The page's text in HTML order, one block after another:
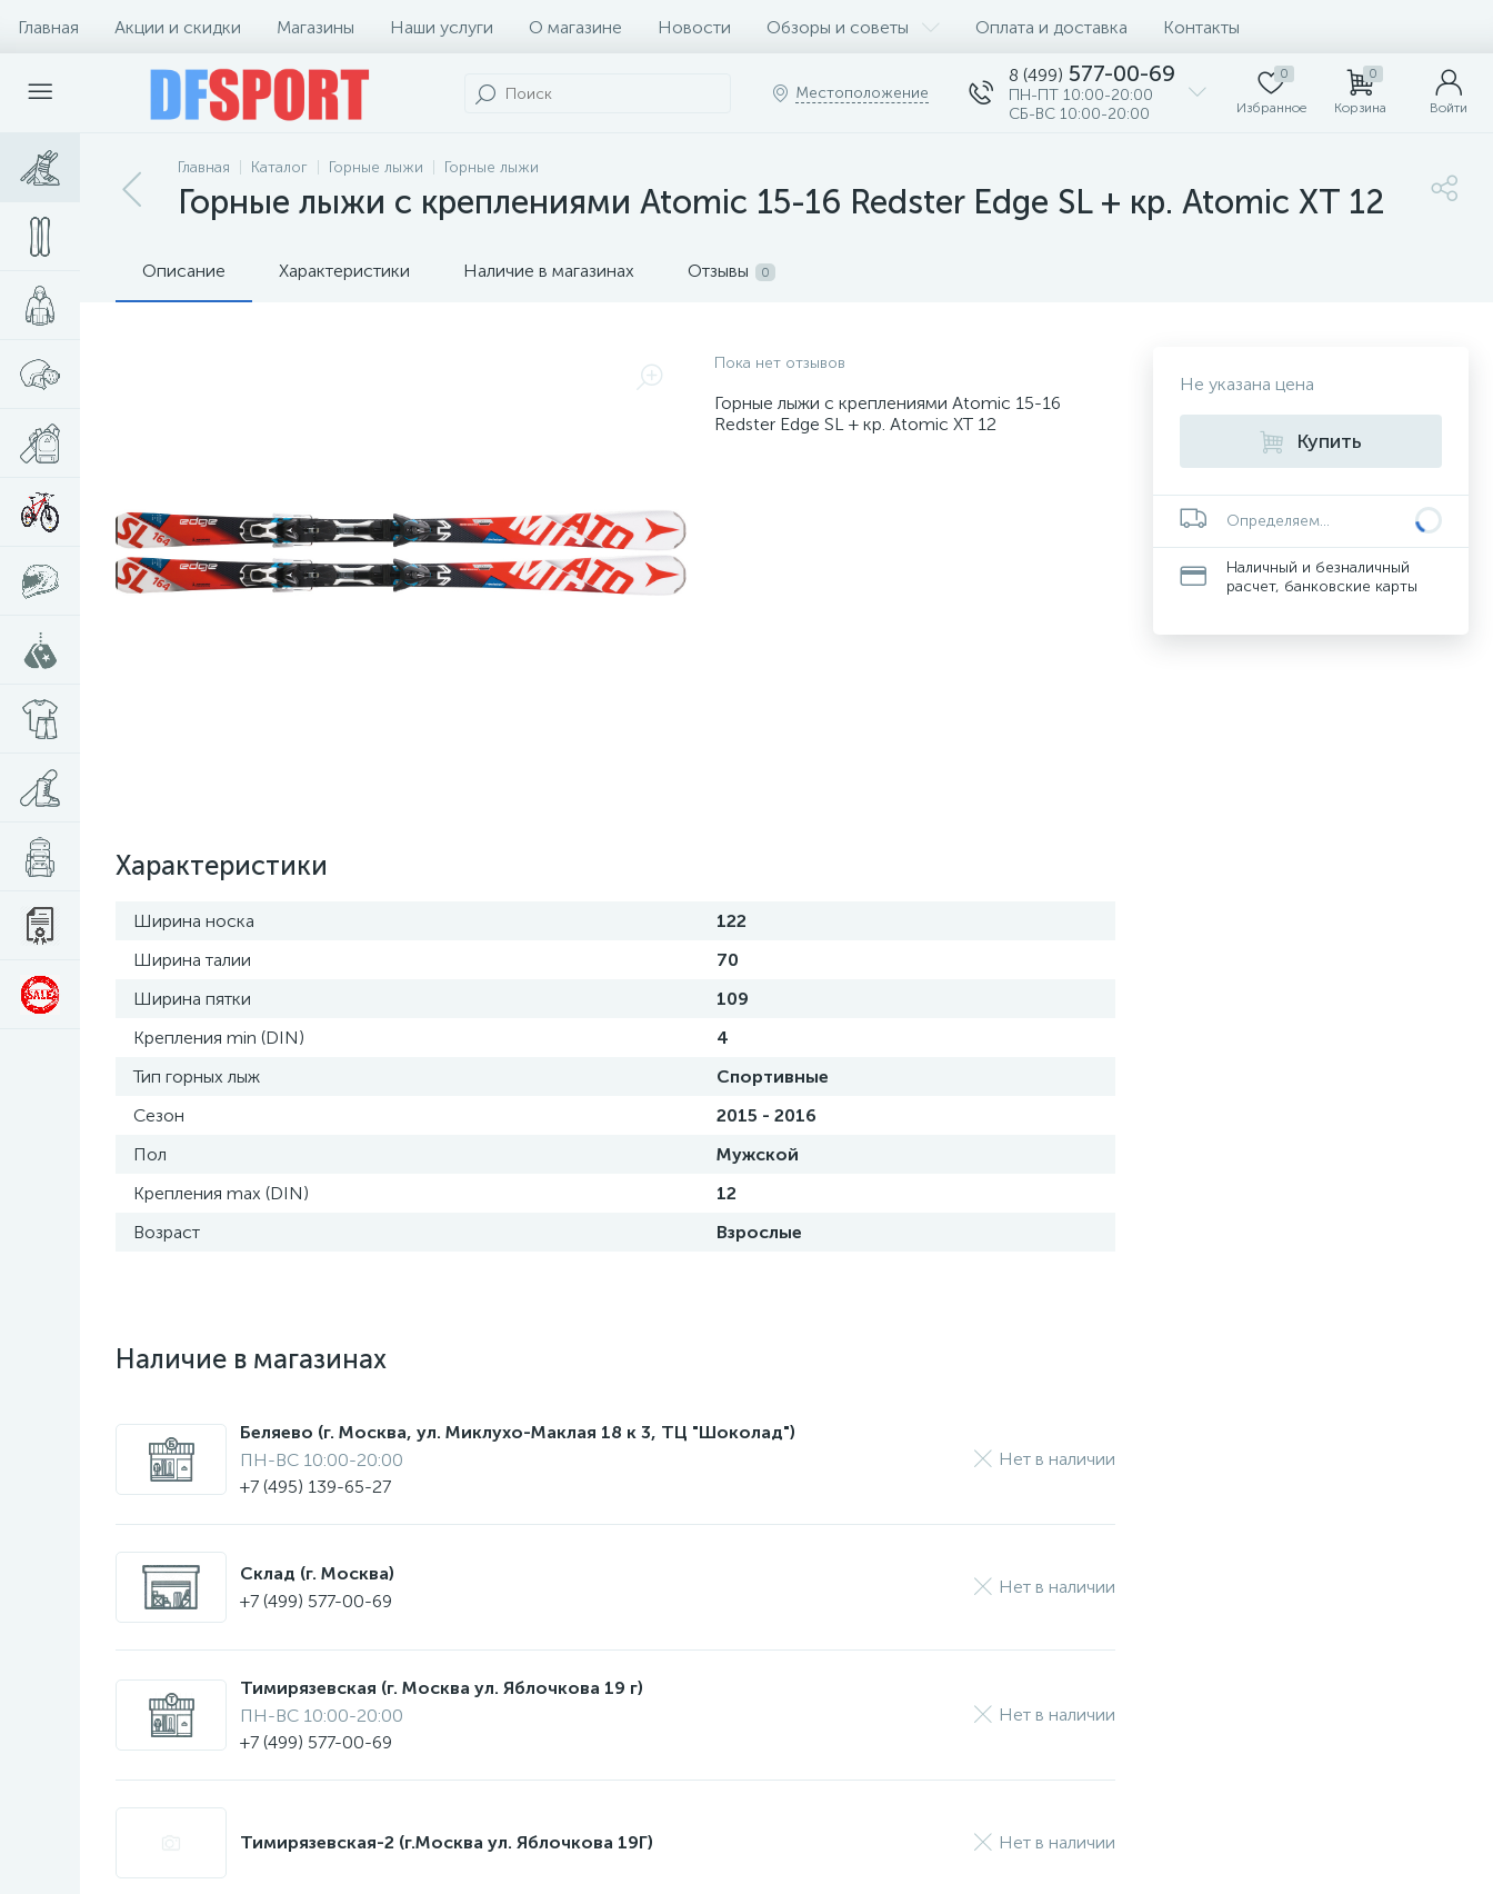
Главная Акции и скидки Магазины Наши услуги О магазине Новости Обзоры и советы Оплата и доставка Контакты
Местоположение
8 (499) 577-00-69
ПН-ПТ 10:00-20:00
СБ-ВС 10:00-20:00
0
Избранное
0
Корзина Войти
Главная Каталог Горные лыжи Горные лыжи
Горные лыжи с креплениями Atomic 15-16 Redster Edge SL + кр. Atomic XT 12
Описание Характеристики Наличие в магазинах Отзывы 0
Пока нет отзывов
Горные лыжи с креплениями Atomic 15-16
Redster Edge SL + кр. Atomic XT 12
Характеристики
Ширина носка
122
Ширина талии
70
Ширина пятки
109
Крепления min (DIN)
4
Тип горных лыж
Спортивные
Сезон
2015 - 2016
Пол
Мужской
Крепления max (DIN)
12
Возраст
Взрослые
Наличие в магазинах
Беляево (г. Москва, ул. Миклухо-Маклая 18 к 3, ТЦ "Шоколад")
ПН-ВС 10:00-20:00
+7 (495) 139-65-27
Нет в наличии
Склад (г. Москва)
+7 (499) 577-00-69
Нет в наличии
Тимирязевская (г. Москва ул. Яблочкова 19 г)
ПН-ВС 10:00-20:00
+7 (499) 577-00-69
Нет в наличии
Тимирязевская-2 (г.Москва ул. Яблочкова 19Г) Нет в наличии
Не указана цена
Купить
Определяем...
Наличный и безналичный
расчет, банковские карты